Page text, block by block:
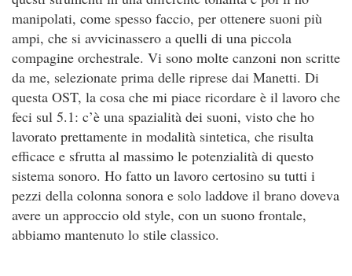
manipolati, come spesso faccio, per ottenere suoni più
ampi, che si avvicinassero a quelli di una piccola
compagine orchestrale. Vi sono molte canzoni non scritte
da me, selezionate prima delle riprese dai Manetti. Di
questa OST, la cosa che mi piace ricordare è il lavoro che
feci sul 5.1: c’è una spazialità dei suoni, visto che ho
lavorato prettamente in modalità sintetica, che risulta
efficace e sfrutta al massimo le potenzialità di questo
sistema sonoro. Ho fatto un lavoro certosino su tutti i
pezzi della colonna sonora e solo laddove il brano doveva
avere un approccio old style, con un suono frontale,
abbiamo mantenuto lo stile classico.